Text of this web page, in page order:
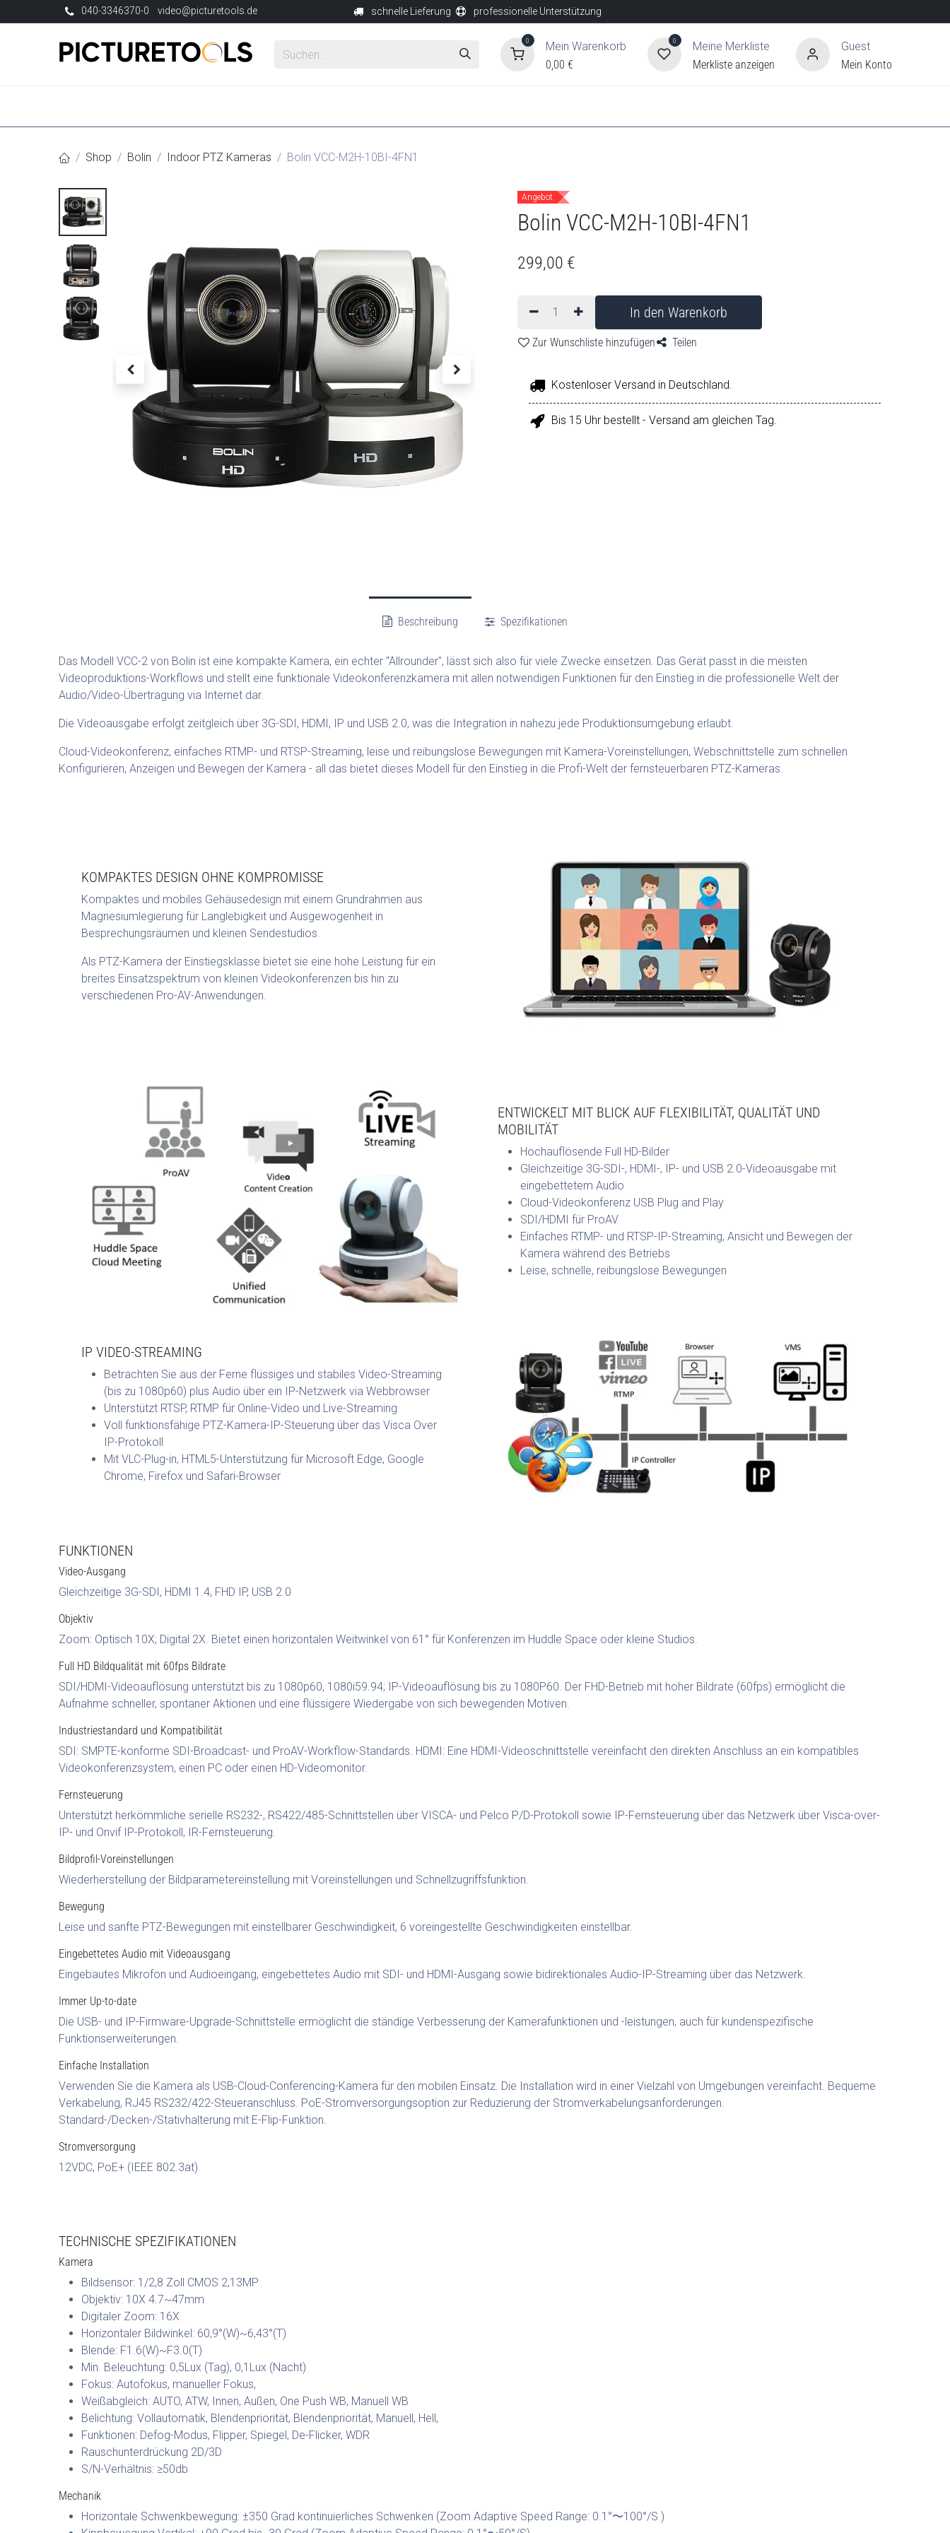
Zum Inhalt springen040-3346370-0 video@picturetools.de schnelle Lieferung professionelle Unterstützung
0
Mein Warenkorb
0,00 €
0
Meine Merkliste
Merkliste anzeigen
Guest
Mein Konto
Shop Bolin Indoor PTZ Kameras Bolin VCC-M2H-10BI-4FN1
Angebot
Bolin VCC-M2H-10BI-4FN1
299,00 €
In den Warenkorb
Zur Wunschliste hinzufügen Teilen
Kostenloser Versand in Deutschland.
Bis 15 Uhr bestellt - Versand am gleichen Tag.
Beschreibung Spezifikationen
Das Modell VCC-2 von Bolin ist eine kompakte Kamera, ein echter "Allrounder", lässt sich also für viele Zwecke einsetzen. Das Gerät passt in die meisten
Videoproduktions-Workflows und stellt eine funktionale Videokonferenzkamera mit allen notwendigen Funktionen für den Einstieg in die professionelle Welt der
Audio/Video-Übertragung via Internet dar.
Die Videoausgabe erfolgt zeitgleich über 3G-SDI, HDMI, IP und USB 2.0, was die Integration in nahezu jede Produktionsumgebung erlaubt.
Cloud-Videokonferenz, einfaches RTMP- und RTSP-Streaming, leise und reibungslose Bewegungen mit Kamera-Voreinstellungen, Webschnittstelle zum schnellen
Konfigurieren, Anzeigen und Bewegen der Kamera - all das bietet dieses Modell für den Einstieg in die Profi-Welt der fernsteuerbaren PTZ-Kameras.
KOMPAKTES DESIGN OHNE KOMPROMISSE
Kompaktes und mobiles Gehäusedesign mit einem Grundrahmen aus
Magnesiumlegierung für Langlebigkeit und Ausgewogenheit in
Besprechungsräumen und kleinen Sendestudios.
Als PTZ-Kamera der Einstiegsklasse bietet sie eine hohe Leistung für ein
breites Einsatzspektrum von kleinen Videokonferenzen bis hin zu
verschiedenen Pro-AV-Anwendungen.
ENTWICKELT MIT BLICK AUF FLEXIBILITÄT, QUALITÄT UND
MOBILITÄT
Hochauflösende Full HD-Bilder
Gleichzeitige 3G-SDI-, HDMI-, IP- und USB 2.0-Videoausgabe mit
eingebettetem Audio
Cloud-Videokonferenz USB Plug and Play
SDI/HDMI für ProAV
Einfaches RTMP- und RTSP-IP-Streaming, Ansicht und Bewegen der
Kamera während des Betriebs
Leise, schnelle, reibungslose Bewegungen
IP VIDEO-STREAMING
Betrachten Sie aus der Ferne flüssiges und stabiles Video-Streaming
(bis zu 1080p60) plus Audio über ein IP-Netzwerk via Webbrowser
Unterstützt RTSP, RTMP für Online-Video und Live-Streaming
Voll funktionsfähige PTZ-Kamera-IP-Steuerung über das Visca Over
IP-Protokoll
Mit VLC-Plug-in, HTML5-Unterstützung für Microsoft Edge, Google
Chrome, Firefox und Safari-Browser
FUNKTIONEN
Video-Ausgang
Gleichzeitige 3G-SDI, HDMI 1.4, FHD IP, USB 2.0
Objektiv
Zoom: Optisch 10X; Digital 2X. Bietet einen horizontalen Weitwinkel von 61° für Konferenzen im Huddle Space oder kleine Studios.
Full HD Bildqualität mit 60fps Bildrate
SDI/HDMI-Videoauflösung unterstützt bis zu 1080p60, 1080i59.94; IP-Videoauflösung bis zu 1080P60. Der FHD-Betrieb mit hoher Bildrate (60fps) ermöglicht die
Aufnahme schneller, spontaner Aktionen und eine flüssigere Wiedergabe von sich bewegenden Motiven.
Industriestandard und Kompatibilität
SDI: SMPTE-konforme SDI-Broadcast- und ProAV-Workflow-Standards. HDMI: Eine HDMI-Videoschnittstelle vereinfacht den direkten Anschluss an ein kompatibles
Videokonferenzsystem, einen PC oder einen HD-Videomonitor.
Fernsteuerung
Unterstützt herkömmliche serielle RS232-, RS422/485-Schnittstellen über VISCA- und Pelco P/D-Protokoll sowie IP-Fernsteuerung über das Netzwerk über Visca-over-
IP- und Onvif IP-Protokoll, IR-Fernsteuerung.
Bildprofil-Voreinstellungen
Wiederherstellung der Bildparametereinstellung mit Voreinstellungen und Schnellzugriffsfunktion.
Bewegung
Leise und sanfte PTZ-Bewegungen mit einstellbarer Geschwindigkeit, 6 voreingestellte Geschwindigkeiten einstellbar.
Eingebettetes Audio mit Videoausgang
Eingebautes Mikrofon und Audioeingang, eingebettetes Audio mit SDI- und HDMI-Ausgang sowie bidirektionales Audio-IP-Streaming über das Netzwerk.
Immer Up-to-date
Die USB- und IP-Firmware-Upgrade-Schnittstelle ermöglicht die ständige Verbesserung der Kamerafunktionen und -leistungen, auch für kundenspezifische
Funktionserweiterungen.
Einfache Installation
Verwenden Sie die Kamera als USB-Cloud-Conferencing-Kamera für den mobilen Einsatz. Die Installation wird in einer Vielzahl von Umgebungen vereinfacht. Bequeme
Verkabelung, RJ45 RS232/422-Steueranschluss. PoE-Stromversorgungsoption zur Reduzierung der Stromverkabelungsanforderungen.
Standard-/Decken-/Stativhalterung mit E-Flip-Funktion.
Stromversorgung
12VDC, PoE+ (IEEE 802.3at)
TECHNISCHE SPEZIFIKATIONEN
Kamera
Bildsensor: 1/2,8 Zoll CMOS 2,13MP
Objektiv: 10X 4.7~47mm
Digitaler Zoom: 16X
Horizontaler Bildwinkel: 60,9°(W)~6,43°(T)
Blende: F1.6(W)~F3.0(T)
Min. Beleuchtung: 0,5Lux (Tag), 0,1Lux (Nacht)
Fokus: Autofokus, manueller Fokus,
Weißabgleich: AUTO, ATW, Innen, Außen, One Push WB, Manuell WB
Belichtung: Vollautomatik, Blendenpriorität, Blendenpriorität, Manuell, Hell,
Funktionen: Defog-Modus, Flipper, Spiegel, De-Flicker, WDR
Rauschunterdrückung 2D/3D
S/N-Verhältnis: ≥50db
Mechanik
Horizontale Schwenkbewegung: ±350 Grad kontinuierliches Schwenken (Zoom Adaptive Speed Range: 0.1°〜100°/S )